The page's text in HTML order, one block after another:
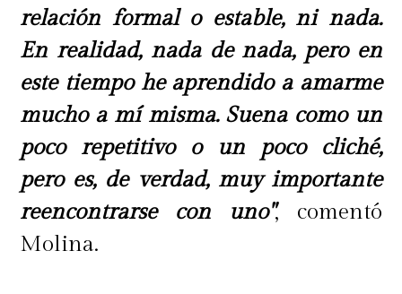
relación formal o estable, ni nada.
En realidad, nada de nada, pero en
este tiempo he aprendido a amarme
mucho a mí misma. Suena como un
poco repetitivo o un poco cliché,
pero es, de verdad, muy importante
reencontrarse con uno", comentó
Molina.